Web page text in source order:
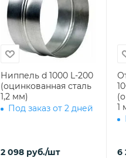
Ниппель d 1000 L-200
(оцинкованная сталь
1,2 мм)
Под заказ от 2 дней
2 098 руб./шт
1
6